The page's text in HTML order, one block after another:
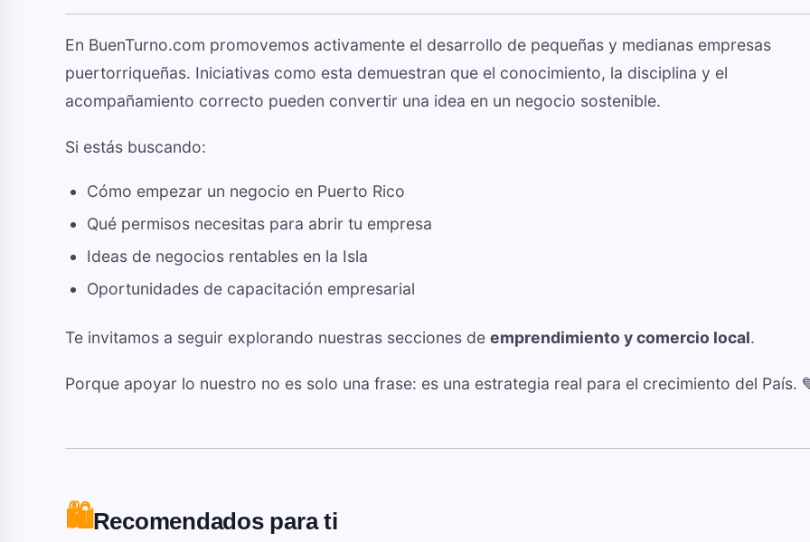
En BuenTurno.com promovemos activamente el desarrollo de pequeñas y medianas empresas
puertorriqueñas. Iniciativas como esta demuestran que el conocimiento, la disciplina y el
acompañamiento correcto pueden convertir una idea en un negocio sostenible.
Si estás buscando:
Cómo empezar un negocio en Puerto Rico
Qué permisos necesitas para abrir tu empresa
Ideas de negocios rentables en la Isla
Oportunidades de capacitación empresarial
Te invitamos a seguir explorando nuestras secciones de emprendimiento y comercio local.
Porque apoyar lo nuestro no es solo una frase: es una estrategia real para el crecimiento del
🛍️Recomendados para ti